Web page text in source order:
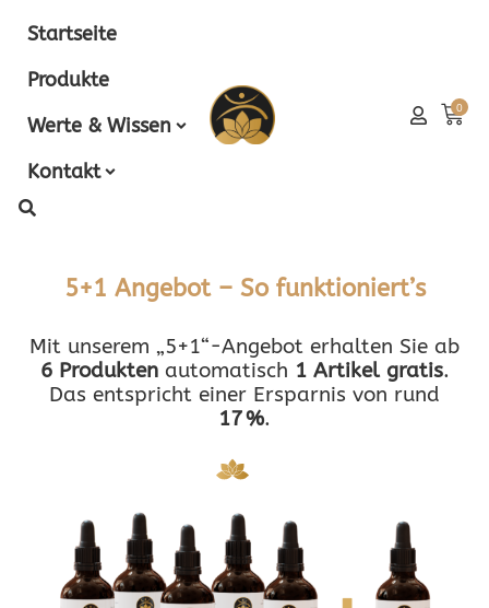
InhaltStartseite
Produkte
Werte & Wissen
Kontakt
0
5+1 Angebot – So funktioniert’s
Mit unserem „5+1“-Angebot erhalten Sie ab
6 Produktenautomatisch 1 Artikel gratis.
Das entspricht einer Ersparnis von rund
17 %.